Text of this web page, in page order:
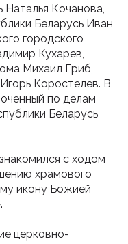
Наталья Кочанова,
Беларусь Иван
городского
Кухарев,
Михаил Гриб,
Коростелев. В
по делам
Беларусь
с ходом
храмового
икону Божией
церковно-